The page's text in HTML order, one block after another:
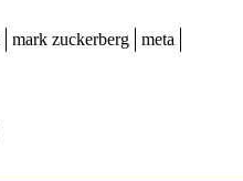
mark zuckerberg
meta